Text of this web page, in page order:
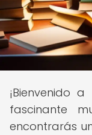
¡Bienvenido a
fascinante
encontrarás